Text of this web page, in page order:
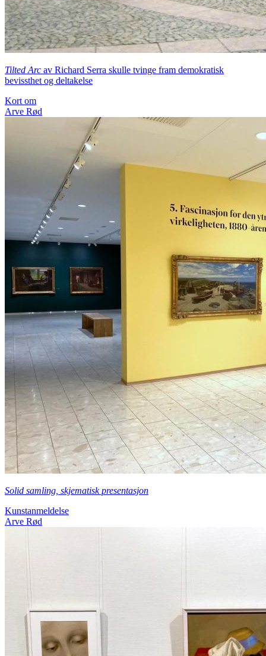
Tilted Arc av Richard Serra skulle tvinge fram demokratisk
bevissthet og deltakelse
Kort om
Arve Rød
Solid samling, skjematisk presentasjon
Kunstanmeldelse
Arve Rød